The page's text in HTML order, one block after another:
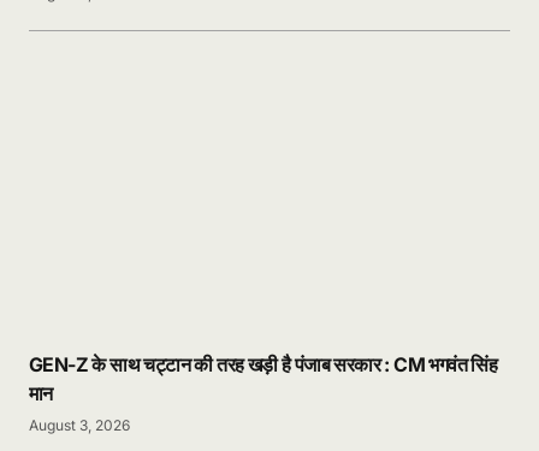
GEN-Z के साथ चट्टान की तरह खड़ी है पंजाब सरकार : CM भगवंत सिंह
मान
August 3, 2026